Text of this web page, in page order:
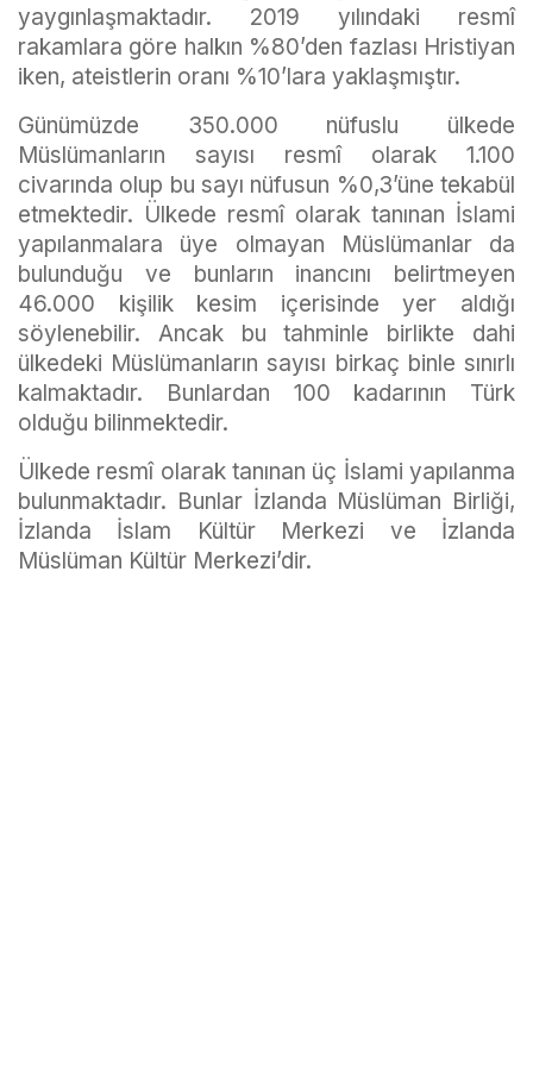
yaygınlaşmaktadır. 2019 yılındaki resmî
rakamlara göre halkın %80’den fazlası Hristiyan
iken, ateistlerin oranı %10’lara yaklaşmıştır.
Günümüzde 350.000 nüfuslu ülkede
Müslümanların sayısı resmî olarak 1.100
civarında olup bu sayı nüfusun %0,3’üne tekabül
etmektedir. Ülkede resmî olarak tanınan İslami
yapılanmalara üye olmayan Müslümanlar da
bulunduğu ve bunların inancını belirtmeyen
46.000 kişilik kesim içerisinde yer aldığı
söylenebilir. Ancak bu tahminle birlikte dahi
ülkedeki Müslümanların sayısı birkaç binle sınırlı
kalmaktadır. Bunlardan 100 kadarının Türk
olduğu bilinmektedir.
Ülkede resmî olarak tanınan üç İslami yapılanma
bulunmaktadır. Bunlar İzlanda Müslüman Birliği,
İzlanda İslam Kültür Merkezi ve İzlanda
Müslüman Kültür Merkezi’dir.